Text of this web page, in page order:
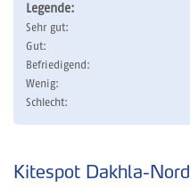
Legende:
Sehr gut:
Gut:
Befriedigend:
Wenig:
Schlecht:
Kitespot Dakhla-Nord